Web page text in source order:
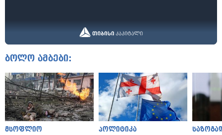
ბოლო ამბები:
მსოფლიო პოლიტიკა